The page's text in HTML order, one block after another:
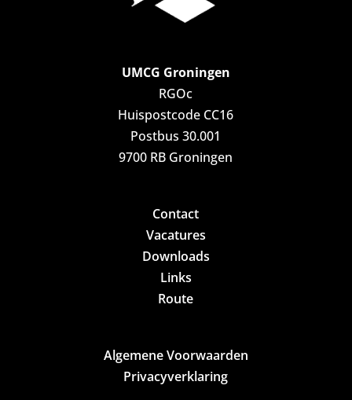
UMCG Groningen
RGOc
Huispostcode CC16
Postbus 30.001
9700 RB Groningen
Contact
Vacatures
Downloads
Links
Route
Algemene Voorwaarden
Privacyverklaring